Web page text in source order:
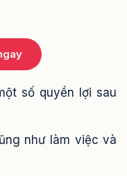
số quyền lợi sau
như làm việc và